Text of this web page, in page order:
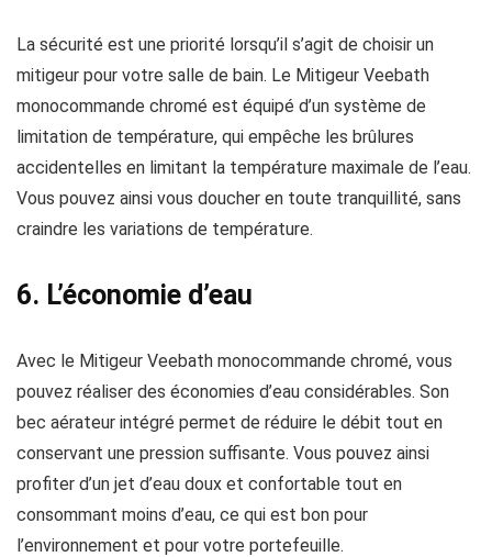
La sécurité est une priorité lorsqu’il s’agit de choisir un
mitigeur pour votre salle de bain. Le Mitigeur Veebath
monocommande chromé est équipé d’un système de
limitation de température, qui empêche les brûlures
accidentelles en limitant la température maximale de l’eau.
Vous pouvez ainsi vous doucher en toute tranquillité, sans
craindre les variations de température.
6. L’économie d’eau
Avec le Mitigeur Veebath monocommande chromé, vous
pouvez réaliser des économies d’eau considérables. Son
bec aérateur intégré permet de réduire le débit tout en
conservant une pression suffisante. Vous pouvez ainsi
profiter d’un jet d’eau doux et confortable tout en
consommant moins d’eau, ce qui est bon pour
l’environnement et pour votre portefeuille.